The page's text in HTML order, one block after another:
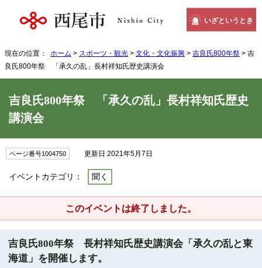
いざというとき
現在の位置： ホーム > スポーツ・観光 > 文化・文化振興 > 吉良氏800年祭 > 吉
良氏800年祭 「承久の乱」長村祥知氏歴史講演会
吉良氏800年祭 「承久の乱」長村祥知氏歴史
講演会
ページ番号1004750 更新日 2021年5月7日
イベントカテゴリ： 聞く
このイベントは終了しました。
吉良氏800年祭 長村祥知氏歴史講演会「承久の乱と東
海道」を開催します。